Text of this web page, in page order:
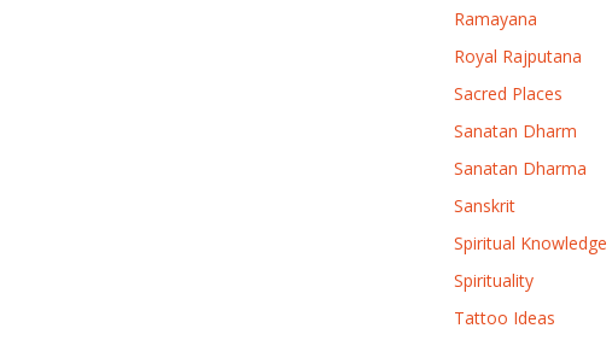
Ramayana
Royal Rajputana
Sacred Places
Sanatan Dharm
Sanatan Dharma
Sanskrit
Spiritual Knowledge
Spirituality
Tattoo Ideas